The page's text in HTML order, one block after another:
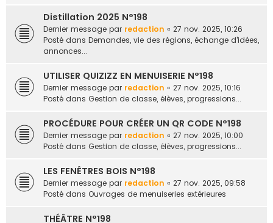
Distillation 2025 N°198
Dernier message par redaction « 27 nov. 2025, 10:26
Posté dans Demandes, vie des régions, échange d'idées,
annonces...
UTILISER QUIZIZZ EN MENUISERIE N°198
Dernier message par redaction « 27 nov. 2025, 10:16
Posté dans Gestion de classe, élèves, progressions...
PROCÉDURE POUR CRÉER UN QR CODE N°198
Dernier message par redaction « 27 nov. 2025, 10:00
Posté dans Gestion de classe, élèves, progressions...
LES FENÊTRES BOIS N°198
Dernier message par redaction « 27 nov. 2025, 09:58
Posté dans Ouvrages de menuiseries extérieures
THÉÂTRE N°198